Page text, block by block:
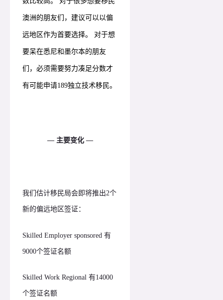
澳洲的朋友们，建议可以以偏
远地区作为首要选择。 对于想
要呆在悉尼和墨尔本的朋友
们，必须需要努力凑足分数才
有可能申请189独立技术移民。
— 主要变化 —
我们估计移民局会即将推出2个
新的偏远地区签证：
Skilled Employer sponsored 有
9000个签证名额
Skilled Work Regional 有14000
个签证名额